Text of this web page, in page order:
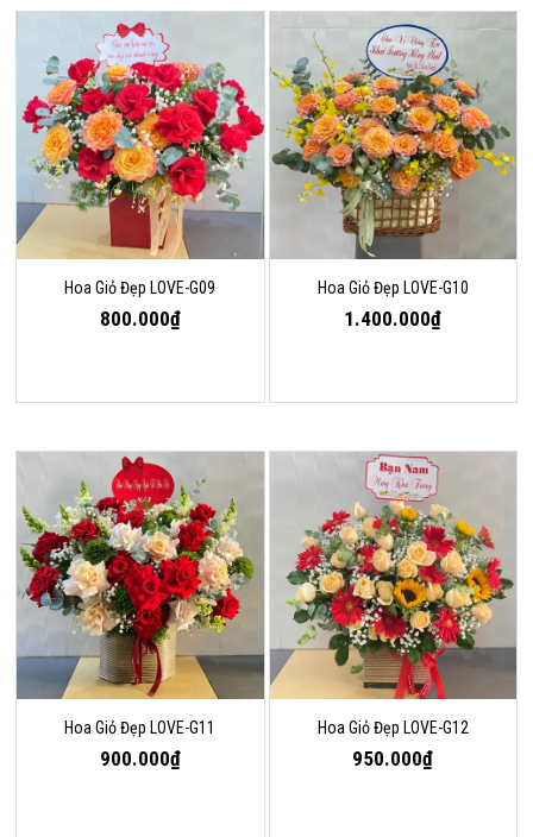
Hoa Giỏ Đẹp LOVE-G09
800.000₫
Hoa Giỏ Đẹp LOVE-G10
1.400.000₫
Hoa Giỏ Đẹp LOVE-G11
900.000₫
Hoa Giỏ Đẹp LOVE-G12
950.000₫